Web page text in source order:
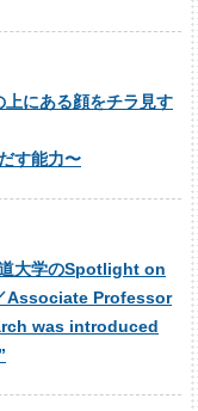
にある顔をチラ見す
す能力〜
大学のSpotlight on
Associate Professor
was introduced